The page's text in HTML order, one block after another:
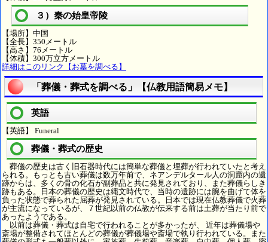
３）秦の始皇帝陵
【場所】中国
【全長】350メートル
【高さ】76メートル
【体積】300万立方メートル
詳細はこのリンク【お墓を調べる】
「葬儀・葬式を調べる」【仏教用語簡易メモ】
英語
【英語】 Funeral
葬儀・葬式の歴史
葬儀の歴史は古く旧石器時代には簡単な葬儀と埋葬が行われていたと考え
られる。もっとも古い葬儀は数万年前で、ネアンデルタール人の洞窟内の遺
跡からは、多くの骨の化石が副葬品と共に発見されており、また葬儀らしき
跡もある。日本の葬儀の歴史は縄文時代で、当時の遺跡には腕を曲げて体を
負った状態で葬られた屈葬が発見されている。日本では現在仏教葬儀で火葬
が主流になっているが、７世紀以前の仏教が伝来する前は土葬が当たり前で
あったようである。
以前は葬儀・葬式は自宅で行われることが多かったが、 近年は葬儀場や
斎場が整備されてほとんどの葬儀が葬儀場や斎場で執り行われている。また